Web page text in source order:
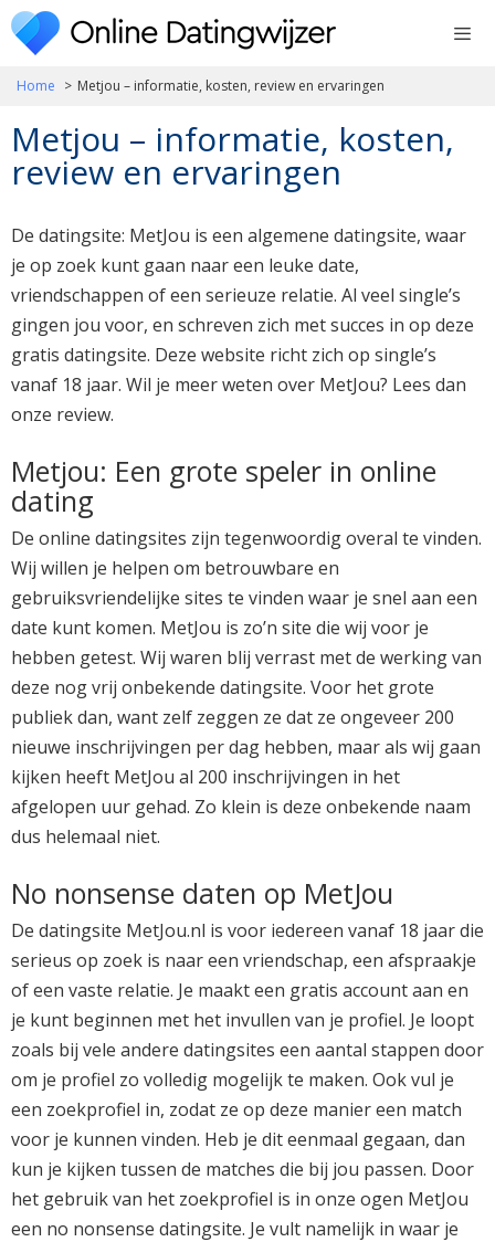
Ga
naar
Home Metjou – informatie, kosten, review en ervaringen
Metjou – informatie, kosten,
review en ervaringen
De datingsite: MetJou is een algemene datingsite, waar
je op zoek kunt gaan naar een leuke date,
vriendschappen of een serieuze relatie. Al veel single’s
gingen jou voor, en schreven zich met succes in op deze
gratis datingsite. Deze website richt zich op single’s
vanaf 18 jaar. Wil je meer weten over MetJou? Lees dan
onze review.
Metjou: Een grote speler in online
dating
De online datingsites zijn tegenwoordig overal te vinden.
Wij willen je helpen om betrouwbare en
gebruiksvriendelijke sites te vinden waar je snel aan een
date kunt komen. MetJou is zo’n site die wij voor je
hebben getest. Wij waren blij verrast met de werking van
deze nog vrij onbekende datingsite. Voor het grote
publiek dan, want zelf zeggen ze dat ze ongeveer 200
nieuwe inschrijvingen per dag hebben, maar als wij gaan
kijken heeft MetJou al 200 inschrijvingen in het
afgelopen uur gehad. Zo klein is deze onbekende naam
dus helemaal niet.
No nonsense daten op MetJou
De datingsite MetJou.nl is voor iedereen vanaf 18 jaar die
serieus op zoek is naar een vriendschap, een afspraakje
of een vaste relatie. Je maakt een gratis account aan en
je kunt beginnen met het invullen van je profiel. Je loopt
zoals bij vele andere datingsites een aantal stappen door
om je profiel zo volledig mogelijk te maken. Ook vul je
een zoekprofiel in, zodat ze op deze manier een match
voor je kunnen vinden. Heb je dit eenmaal gegaan, dan
kun je kijken tussen de matches die bij jou passen. Door
het gebruik van het zoekprofiel is in onze ogen MetJou
een no nonsense datingsite. Je vult namelijk in waar je